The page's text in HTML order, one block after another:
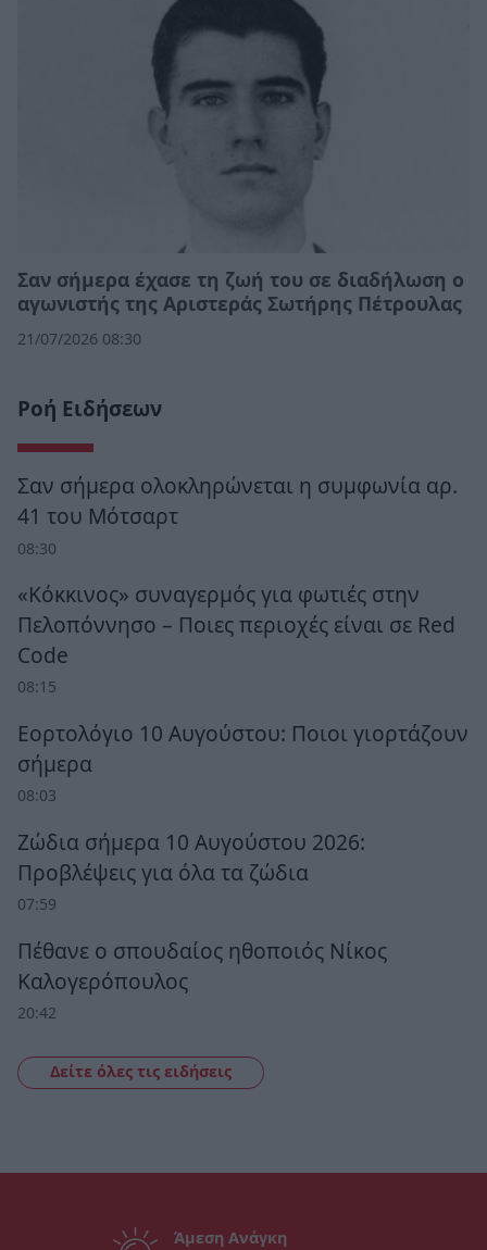
Σαν σήμερα έχασε τη ζωή του σε διαδήλωση ο
αγωνιστής της Αριστεράς Σωτήρης Πέτρουλας
21/07/2026 08:30
Ροή Ειδήσεων
Σαν σήμερα ολοκληρώνεται η συμφωνία αρ.
41 του Μότσαρτ
08:30
«Κόκκινος» συναγερμός για φωτιές στην
Πελοπόννησο – Ποιες περιοχές είναι σε Red
Code
08:15
Εορτολόγιο 10 Αυγούστου: Ποιοι γιορτάζουν
σήμερα
08:03
Ζώδια σήμερα 10 Αυγούστου 2026:
Προβλέψεις για όλα τα ζώδια
07:59
Πέθανε ο σπουδαίος ηθοποιός Νίκος
Καλογερόπουλος
20:42
Δείτε όλες τις ειδήσεις
Άμεση Ανάγκη